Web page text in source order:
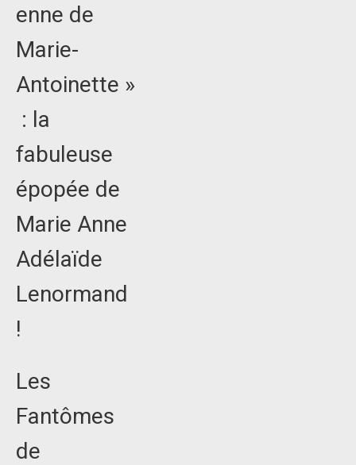
enne de
Marie-
Antoinette »
: la
fabuleuse
épopée de
Marie Anne
Adélaïde
Lenormand
!
Les
Fantômes
de